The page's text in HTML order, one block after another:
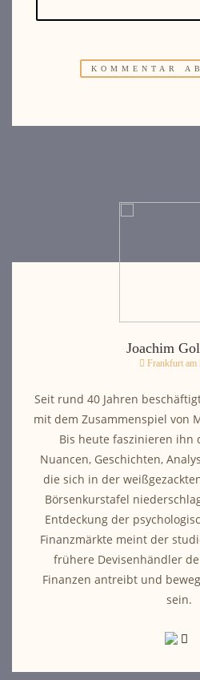
Joachim
Frankfurt am
Seit rund 40 Jahren
mit dem Zusammenspiel von
Bis heute faszinieren ihn
Nuancen, Geschichten,
die sich in der
Börsenkurstafel
Entdeckung der
Finanzmärkte meint der
frühere Devisenhändler
Finanzen antreibt und
sein.